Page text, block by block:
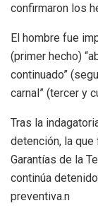
confirmaron los
El hombre fue
(primer hecho)
continuado”
carnal” (tercer y
Tras la
detención, la
Garantías de la
continúa
preventiva.n